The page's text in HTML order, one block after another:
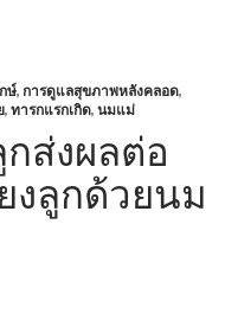
ษ์, การดูแลสุขภาพหลังคลอด,
, ทารกแรกเกิด, นมแม่
ส่งผลต่อ
งลูกด้วยนม